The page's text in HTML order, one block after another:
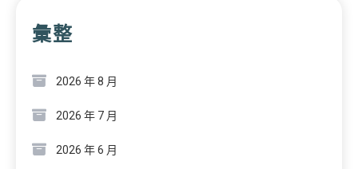
彙整
2026 年 8 月
2026 年 7 月
2026 年 6 月